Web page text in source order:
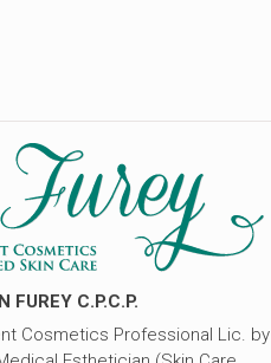
FUREY C.P.C.P.
Cosmetics Professional Lic. by